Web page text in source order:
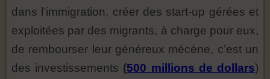
dans l’immigration, créer des start-up gérées et
exploitées par des migrants, à charge pour eux,
de rembourser leur généreux mécène, c’est un
des investissements (500 millions de dollars)